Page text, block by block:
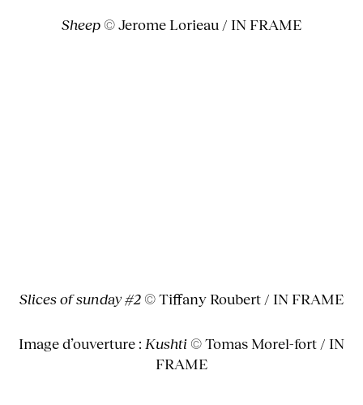
Sheep © Jerome Lorieau / IN FRAME
Slices of sunday #2 © Tiffany Roubert / IN FRAME
Image d’ouverture : Kushti © Tomas Morel-fort / IN
FRAME